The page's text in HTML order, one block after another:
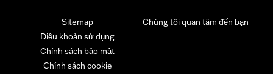
Sitemap
Điều khoản sử dụng
Chính sách bảo mật
Chính sách cookie
Chúng tôi quan tâm đến bạn